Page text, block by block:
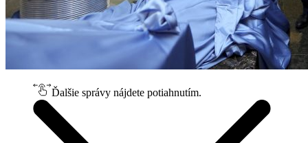
Ďalšie správy nájdete potiahnutím.